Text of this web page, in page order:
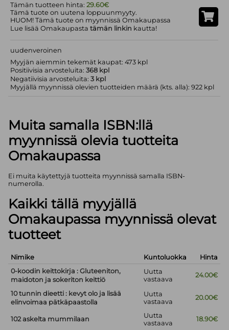
Tämän tuotteen hinta:29.60€
Tämä tuote on uutena loppuunmyyty.
HUOM! Tämä tuote on myynnissä Omakaupassa
Lue lisää Omakaupastatämän linkin kautta!
uudenveroinen
Myyjän aiemmin tekemät kaupat: 473 kpl
Positiivisia arvosteluita:368 kpl
Negatiivisia arvosteluita:3 kpl
Myyjällä myynnissä olevien tuotteiden määrä (kts. alla): 922 kpl
Muita samalla ISBN:llä
myynnissä olevia tuotteita
Omakaupassa
Ei muita käytettyjä tuotteita myynnissä samalla ISBN-
numerolla.
Kaikki tällä myyjällä
Omakaupassa myynnissä olevat
tuotteet
Nimike Kuntoluokka
Hinta
0-koodin keittokirja : Gluteeniton,
maidoton ja sokeriton keittiö
Uutta
vastaava
24.00€
10 tunnin dieetti : kevyt olo ja lisää
elinvoimaa pätkäpaastolla
Uutta
vastaava
20.00€
102 askelta mummilaan
Uutta
vastaava
18.90€